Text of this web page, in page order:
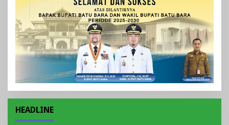
HEADLINE